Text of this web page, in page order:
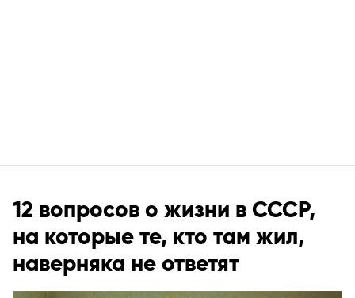
12 вопросов о жизни в СССР,
на которые те, кто там жил,
наверняка не ответят